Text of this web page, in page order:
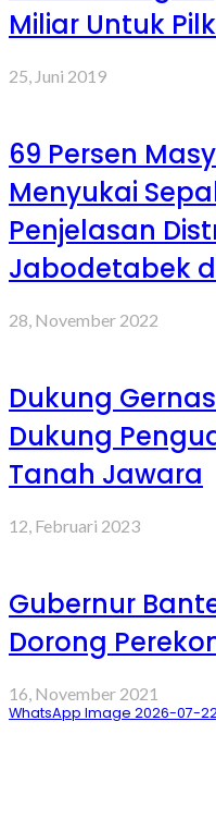
Miliar Untuk
25, Juni 2019
69 Persen
Menyukai
Penjelasan
Jabodetabek
28, November 2022
Dukung
Dukung
Tanah Jawara
12, Februari 2023
Gubernur
Dorong
16, November 2021
WhatsApp Image 2026-07-22